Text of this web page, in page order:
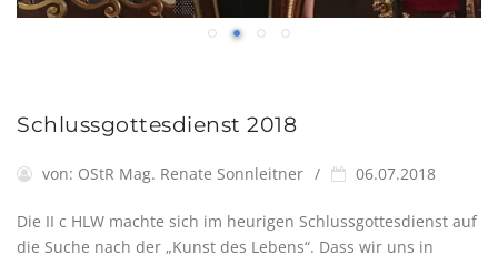
Schlussgottesdienst 2018
von: OStR Mag. Renate Sonnleitner 06.07.2018
Die II c HLW machte sich im heurigen Schlussgottesdienst auf
die Suche nach der „Kunst des Lebens“. Dass wir uns in